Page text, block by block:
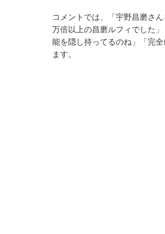
コメントでは、「宇野昌磨さ
万倍以上の昌磨ルフィでした
能を隠し持ってるのね」「完
ます。